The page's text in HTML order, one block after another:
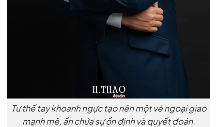
Tư thế tay khoanh ngực tạo nên một vẻ ngoại giao
mạnh mẽ, ẩn chứa sự ổn định và quyết đoán.